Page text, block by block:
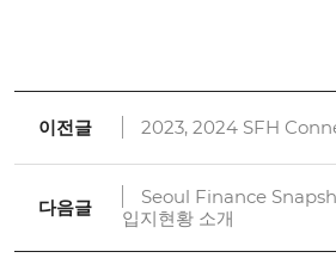
이전글 2023, 2024 SFH
다음글
Seoul Finance
입지현황 소개